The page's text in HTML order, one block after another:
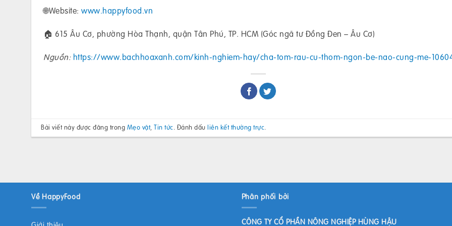
🌐Website: www.happyfood.vn
🏠 615 Âu Cơ, phường Hòa Thạnh, quận Tân Phú, TP. HCM (Góc ngã tư Đồng Đen – Âu Cơ)
Nguồn: https://www.bachhoaxanh.com/kinh-nghiem-hay/cha-tom-rau-cu-thom-ngon-be-nao-cung-me-
Bài viết này được đăng trong Mẹo vặt,Tin tức. Đánh dấuliên kết thường trực.
Về HappyFood Phân phối bởi
CÔNG TY CỔ PHẦN NÔNG NGHIỆP HÙNG HẬU